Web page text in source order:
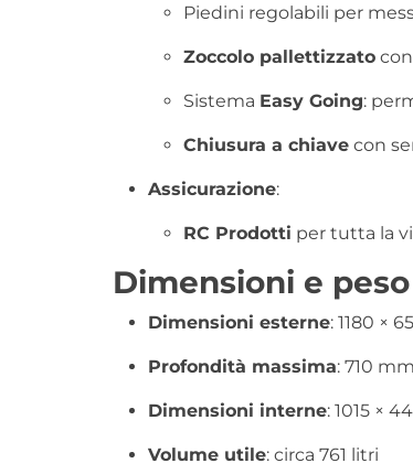
Piedini regolabili per
Zoccolo pallettizzato
Sistema Easy Going:
Chiusura a chiave con
Assicurazione:
RC Prodotti per tutta la
Dimensioni e peso
Dimensioni esterne: 1180 ×
Profondità massima: 710 mm
Dimensioni interne: 1015 ×
Volume utile: circa 761 litri